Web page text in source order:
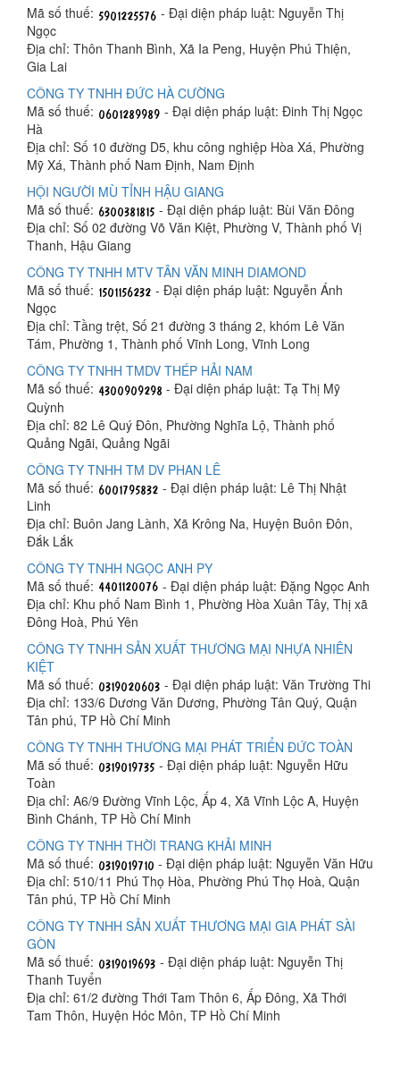
Mã số thuế:
- Đại diện pháp luật: Nguyễn Thị
Ngọc
Địa chỉ: Thôn Thanh Bình, Xã Ia Peng, Huyện Phú Thiện,
Gia Lai
CÔNG TY TNHH ĐỨC HÀ CƯỜNG
Mã số thuế:
- Đại diện pháp luật: Đinh Thị Ngọc
Hà
Địa chỉ: Số 10 đường D5, khu công nghiệp Hòa Xá, Phường
Mỹ Xá, Thành phố Nam Định, Nam Định
HỘI NGƯỜI MÙ TỈNH HẬU GIANG
Mã số thuế:
- Đại diện pháp luật: Bùi Văn Đông
Địa chỉ: Số 02 đường Võ Văn Kiệt, Phường V, Thành phố Vị
Thanh, Hậu Giang
CÔNG TY TNHH MTV TÂN VĂN MINH DIAMOND
Mã số thuế:
- Đại diện pháp luật: Nguyễn Ánh
Ngọc
Địa chỉ: Tầng trệt, Số 21 đường 3 tháng 2, khóm Lê Văn
Tám, Phường 1, Thành phố Vĩnh Long, Vĩnh Long
CÔNG TY TNHH TMDV THÉP HẢI NAM
Mã số thuế:
- Đại diện pháp luật: Tạ Thị Mỹ
Quỳnh
Địa chỉ: 82 Lê Quý Đôn, Phường Nghĩa Lộ, Thành phố
Quảng Ngãi, Quảng Ngãi
CÔNG TY TNHH TM DV PHAN LÊ
Mã số thuế:
- Đại diện pháp luật: Lê Thị Nhật
Linh
Địa chỉ: Buôn Jang Lành, Xã Krông Na, Huyện Buôn Đôn,
Đắk Lắk
CÔNG TY TNHH NGỌC ANH PY
Mã số thuế:
- Đại diện pháp luật: Đặng Ngọc Anh
Địa chỉ: Khu phố Nam Bình 1, Phường Hòa Xuân Tây, Thị xã
Đông Hoà, Phú Yên
CÔNG TY TNHH SẢN XUẤT THƯƠNG MẠI NHỰA NHIÊN
KIỆT
Mã số thuế:
- Đại diện pháp luật: Văn Trường Thi
Địa chỉ: 133/6 Dương Văn Dương, Phường Tân Quý, Quận
Tân phú, TP Hồ Chí Minh
CÔNG TY TNHH THƯƠNG MẠI PHÁT TRIỂN ĐỨC TOÀN
Mã số thuế:
- Đại diện pháp luật: Nguyễn Hữu
Toàn
Địa chỉ: A6/9 Đường Vĩnh Lộc, Ấp 4, Xã Vĩnh Lộc A, Huyện
Bình Chánh, TP Hồ Chí Minh
CÔNG TY TNHH THỜI TRANG KHẢI MINH
Mã số thuế:
- Đại diện pháp luật: Nguyễn Văn Hữu
Địa chỉ: 510/11 Phú Thọ Hòa, Phường Phú Thọ Hoà, Quận
Tân phú, TP Hồ Chí Minh
CÔNG TY TNHH SẢN XUẤT THƯƠNG MẠI GIA PHÁT SÀI
GÒN
Mã số thuế:
- Đại diện pháp luật: Nguyễn Thị
Thanh Tuyển
Địa chỉ: 61/2 đường Thới Tam Thôn 6, Ấp Đông, Xã Thới
Tam Thôn, Huyện Hóc Môn, TP Hồ Chí Minh